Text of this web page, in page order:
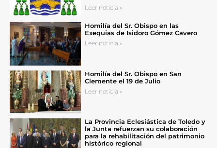
Leer noticia »
Homilía del Sr. Obispo en las
Exequias de Isidoro Gómez Cavero
Leer noticia »
Homilía del Sr. Obispo en San
Clemente el 19 de Julio
Leer noticia »
La Provincia Eclesiástica de Toledo y
la Junta refuerzan su colaboración
para la rehabilitación del patrimonio
histórico regional